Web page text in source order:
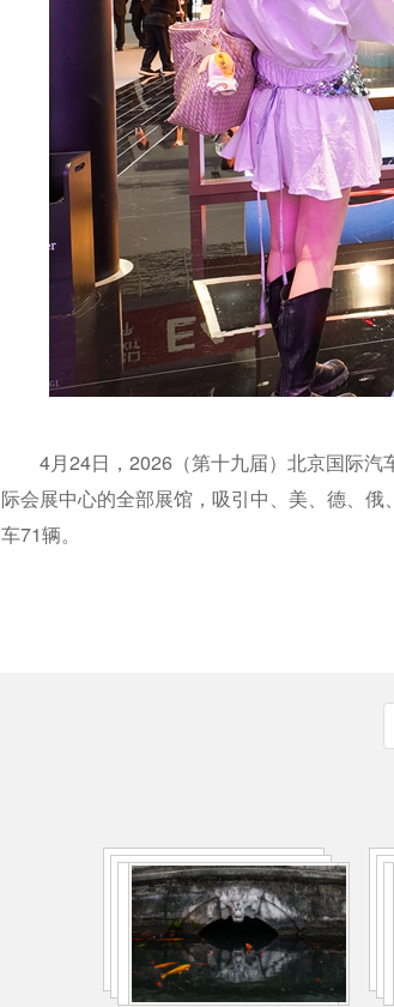
4月24日，2026（第十九届）北京国际汽
际会展中心的全部展馆，吸引中、美、德、
车71辆。